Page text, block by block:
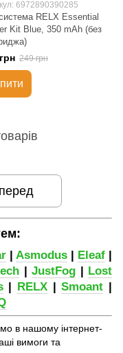
6972890390285
RELX Essential
Kit Blue, 350 mAh (без
249 грн
| Asmodus| Eleaf|
| JustFog | Lost
| RELX |Smoant |
в нашому інтернет-
вимоги та